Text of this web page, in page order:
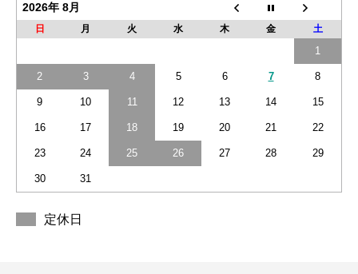
2026年 8月
日 月 火 水 木 金 土
1
2 3 4 5 6 7 8
9 10 11 12 13 14 15
16 17 18 19 20 21 22
23 24 25 26 27 28 29
30 31
定休日